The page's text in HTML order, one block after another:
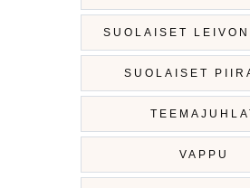
SUOLAISET
SUOLAISET
VAPPU